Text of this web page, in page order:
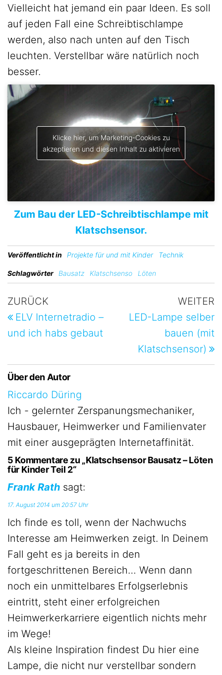
Vielleicht hat jemand ein paar Ideen. Es soll
auf jeden Fall eine Schreibtischlampe
werden, also nach unten auf den Tisch
leuchten. Verstellbar wäre natürlich noch
besser.
Klicke hier, um Marketing-Cookies zu
akzeptieren und diesen Inhalt zu aktivieren
Zum Bau der LED-Schreibtischlampe mit
Klatschsensor.
Veröffentlicht in Projekte für und mit Kinder Technik
Schlagwörter Bausatz Klatschsenso Löten
ZURÜCK
ELV Internetradio –
und ich habs gebaut
WEITER
LED-Lampe selber
bauen (mit
Klatschsensor)
Über den Autor
Riccardo Düring
Ich - gelernter Zerspanungsmechaniker,
Hausbauer, Heimwerker und Familienvater
mit einer ausgeprägten Internetaffinität.
5 Kommentare zu „Klatschsensor Bausatz – Löten
für Kinder Teil 2“
Frank Rath sagt:
17. August 2014 um 20:57 Uhr
Ich finde es toll, wenn der Nachwuchs
Interesse am Heimwerken zeigt. In Deinem
Fall geht es ja bereits in den
fortgeschrittenen Bereich… Wenn dann
noch ein unmittelbares Erfolgserlebnis
eintritt, steht einer erfolgreichen
Heimwerkerkarriere eigentlich nichts mehr
im Wege!
Als kleine Inspiration findest Du hier eine
Lampe, die nicht nur verstellbar sondern